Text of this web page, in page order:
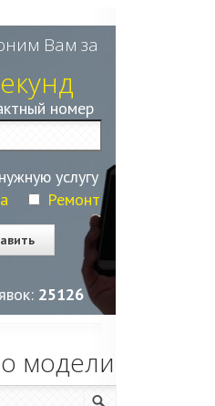
Вам за
номер
услугу
Ремонт
25127
модели